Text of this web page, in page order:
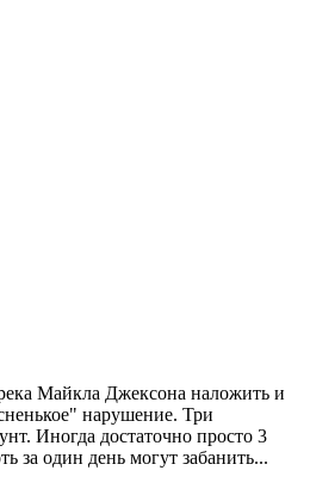
Майкла Джексона наложить и
нарушение. Три
Иногда достаточно просто 3
за один день могут забанить...